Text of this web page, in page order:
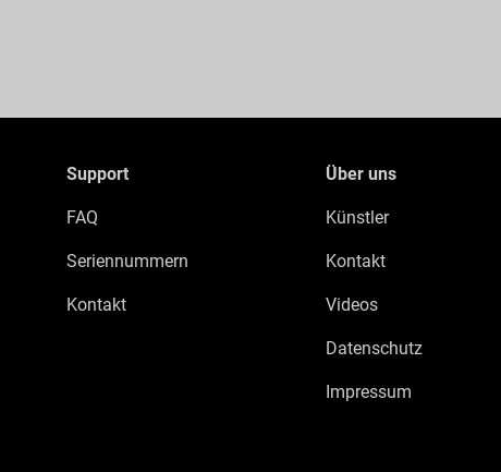
Support
FAQ
Seriennummern
Kontakt
Über uns
Künstler
Kontakt
Videos
Datenschutz
Impressum